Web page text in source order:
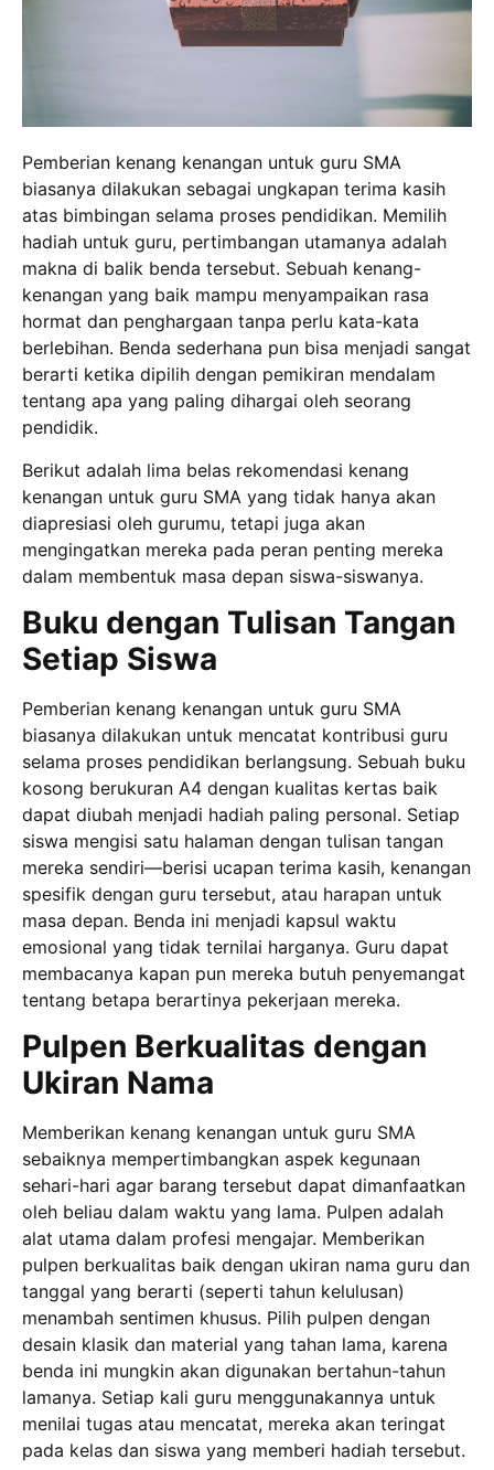
Pemberian kenang kenangan untuk guru SMA
biasanya dilakukan sebagai ungkapan terima kasih
atas bimbingan selama proses pendidikan. Memilih
hadiah untuk guru, pertimbangan utamanya adalah
makna di balik benda tersebut. Sebuah kenang-
kenangan yang baik mampu menyampaikan rasa
hormat dan penghargaan tanpa perlu kata-kata
berlebihan. Benda sederhana pun bisa menjadi sangat
berarti ketika dipilih dengan pemikiran mendalam
tentang apa yang paling dihargai oleh seorang
pendidik.
Berikut adalah lima belas rekomendasi kenang
kenangan untuk guru SMA yang tidak hanya akan
diapresiasi oleh gurumu, tetapi juga akan
mengingatkan mereka pada peran penting mereka
dalam membentuk masa depan siswa-siswanya.
Buku dengan Tulisan Tangan
Setiap Siswa
Pemberian kenang kenangan untuk guru SMA
biasanya dilakukan untuk mencatat kontribusi guru
selama proses pendidikan berlangsung. Sebuah buku
kosong berukuran A4 dengan kualitas kertas baik
dapat diubah menjadi hadiah paling personal. Setiap
siswa mengisi satu halaman dengan tulisan tangan
mereka sendiri—berisi ucapan terima kasih, kenangan
spesifik dengan guru tersebut, atau harapan untuk
masa depan. Benda ini menjadi kapsul waktu
emosional yang tidak ternilai harganya. Guru dapat
membacanya kapan pun mereka butuh penyemangat
tentang betapa berartinya pekerjaan mereka.
Pulpen Berkualitas dengan
Ukiran Nama
Memberikan kenang kenangan untuk guru SMA
sebaiknya mempertimbangkan aspek kegunaan
sehari-hari agar barang tersebut dapat dimanfaatkan
oleh beliau dalam waktu yang lama. Pulpen adalah
alat utama dalam profesi mengajar. Memberikan
pulpen berkualitas baik dengan ukiran nama guru dan
tanggal yang berarti (seperti tahun kelulusan)
menambah sentimen khusus. Pilih pulpen dengan
desain klasik dan material yang tahan lama, karena
benda ini mungkin akan digunakan bertahun-tahun
lamanya. Setiap kali guru menggunakannya untuk
menilai tugas atau mencatat, mereka akan teringat
pada kelas dan siswa yang memberi hadiah tersebut.